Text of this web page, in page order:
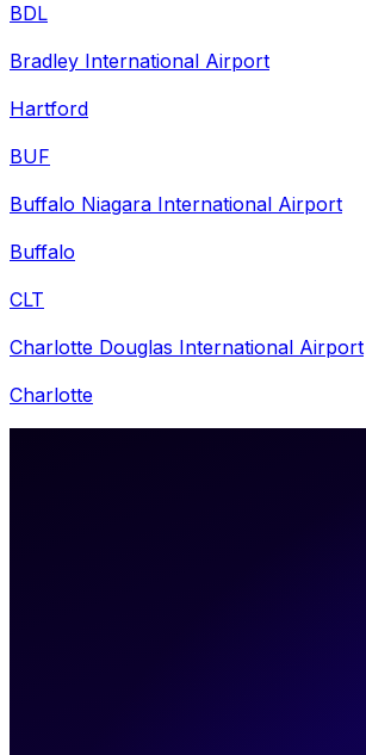
BDL
Bradley International Airport
Hartford
BUF
Buffalo Niagara International Airport
Buffalo
CLT
Charlotte Douglas International Airport
Charlotte